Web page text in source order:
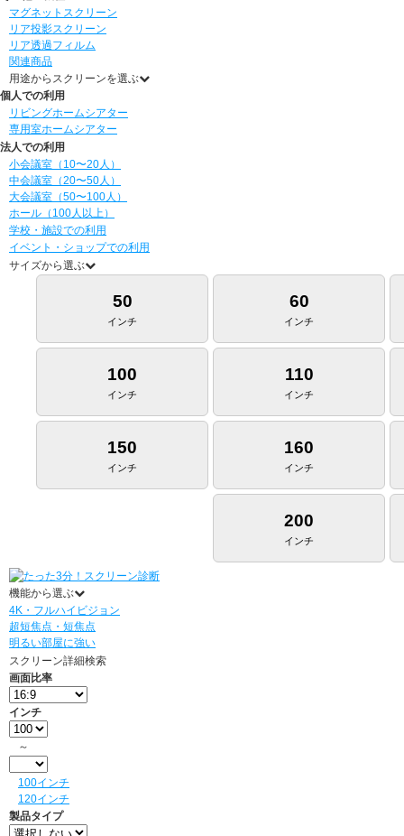
マグネットスクリーン
リア投影スクリーン
リア透過フィルム
関連商品
用途からスクリーンを選ぶ
個人での利用
リビングホームシアター
専用室ホームシアター
法人での利用
小会議室（10〜20人）
中会議室（20〜50人）
大会議室（50〜100人）
ホール（100人以上）
学校・施設での利用
イベント・ショップでの利用
サイズから選ぶ
50
インチ
60
インチ
100
インチ
110
インチ
150
インチ
160
インチ
200
インチ
機能から選ぶ
4K・フルハイビジョン
超短焦点・短焦点
明るい部屋に強い
スクリーン詳細検索
画面比率
インチ
～
100インチ
120インチ
製品タイプ